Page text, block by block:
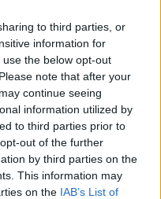
to third parties, or
information for
the below opt-out
note that after your
continue seeing
information utilized by
to third parties prior to
out of the further
by third parties on the
This information may
on the IAB’s List of
a XXXIV. Csángó